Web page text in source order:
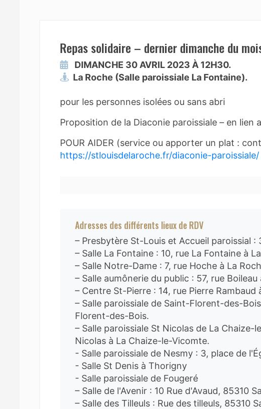
Repas solidaire – dernier dimanche du
DIMANCHE 30 AVRIL 2023 À 12H30.
La Roche (Salle paroissiale La Fontaine).
pour les personnes isolées ou sans abri
Proposition de la Diaconie paroissiale – en lien
POUR AIDER (service ou apporter un plat :
https://stlouisdelaroche.fr/diaconie-paroissiale/
Adresses des différents lieux de RDV
– Presbytère St-Louis et Accueil paroissial :
– Salle La Fontaine : 10, rue La Fontaine à
– Salle Notre-Dame : 7, rue Hoche à La
– Salle aumônerie du public : 57, rue Boileau
– Centre St-Pierre : 14, rue Pierre Rambaud
– Salle paroissiale de Saint-Florent-des-
Florent-des-Bois.
– Salle paroissiale St Nicolas de La
Nicolas à La Chaize-le-Vicomte.
- Salle paroissiale de Nesmy : 3, place de
- Salle St Denis à Thorigny
- Salle paroissiale de Fougeré
– Salle de l'Avenir : 10 Rue d'Avaud, 85310
– Salle des Tilleuls : Rue des tilleuls, 85310